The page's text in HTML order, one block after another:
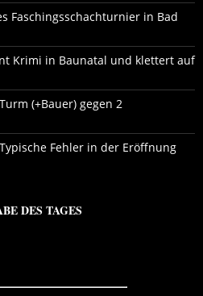
Faschingsschachturnier in Bad
Krimi in Baunatal und klettert auf
(+Bauer) gegen 2
Fehler in der Eröffnung
DES TAGES